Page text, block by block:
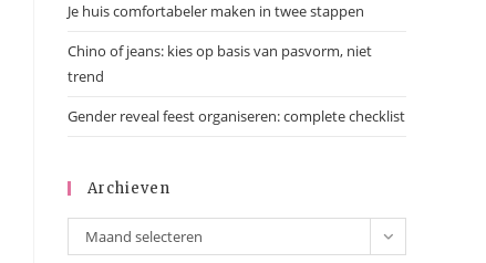
Je huis comfortabeler maken in twee stappen
Chino of jeans: kies op basis van pasvorm, niet
trend
Gender reveal feest organiseren: complete checklist
Archieven
Archieven
Maand selecteren